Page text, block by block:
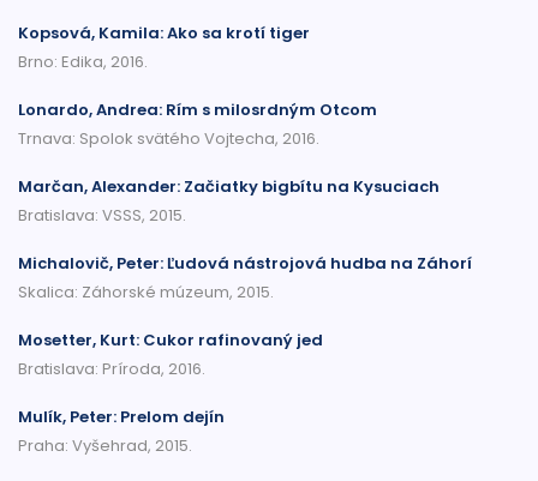
Kopsová, Kamila: Ako sa krotí tiger
Brno: Edika, 2016.
Lonardo, Andrea: Rím s milosrdným Otcom
Trnava: Spolok svätého Vojtecha, 2016.
Marčan, Alexander: Začiatky bigbítu na Kysuciach
Bratislava: VSSS, 2015.
Michalovič, Peter: Ľudová nástrojová hudba na Záhorí
Skalica: Záhorské múzeum, 2015.
Mosetter, Kurt: Cukor rafinovaný jed
Bratislava: Príroda, 2016.
Mulík, Peter: Prelom dejín
Praha: Vyšehrad, 2015.